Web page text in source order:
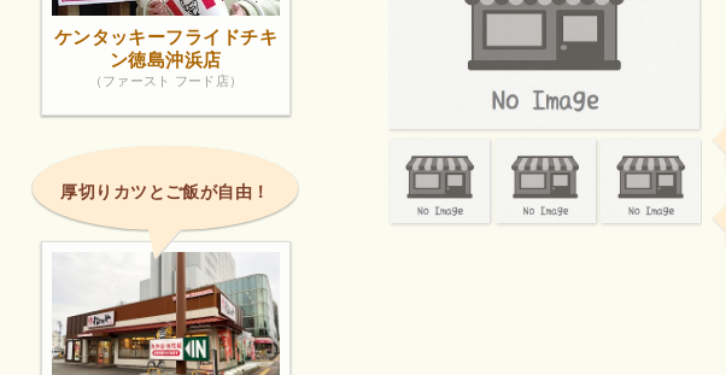
ケンタッキーフライドチキ
ン徳島沖浜店
（ファースト フード店）
厚切りカツとご飯が自由！